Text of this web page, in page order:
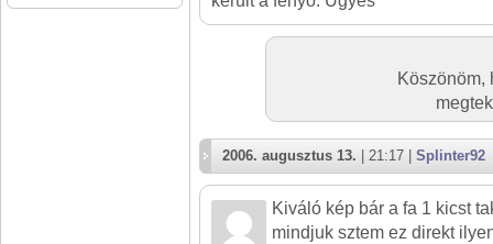
Köszönöm,
2006. augusztus 13. | 21:17 | Splinter92
Kiváló kép bár a fa 1 kicst
mindjuk sztem ez direkt